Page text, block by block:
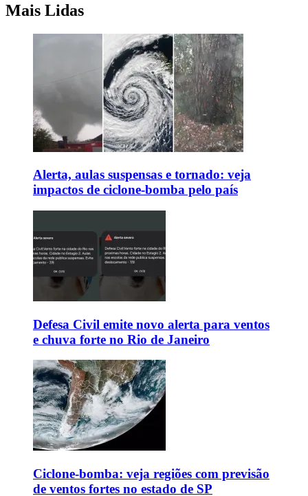
Mais Lidas
Alerta, aulas suspensas e tornado: veja
impactos de ciclone-bomba pelo país
Defesa Civil emite novo alerta para ventos
e chuva forte no Rio de Janeiro
Ciclone-bomba: veja regiões com previsão
de ventos fortes no estado de SP